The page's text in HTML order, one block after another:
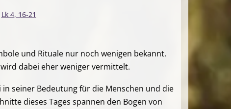
Lk 4, 16-21
und Rituale nur noch wenigen bekannt.
dabei eher weniger vermittelt.
seiner Bedeutung für die Menschen und die
dieses Tages spannen den Bogen von